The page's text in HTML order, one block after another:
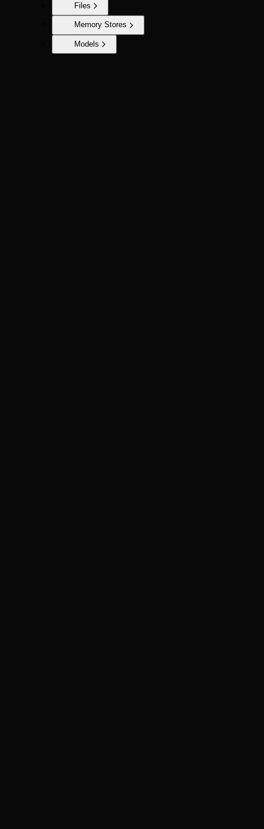
Files
Memory Stores
Models